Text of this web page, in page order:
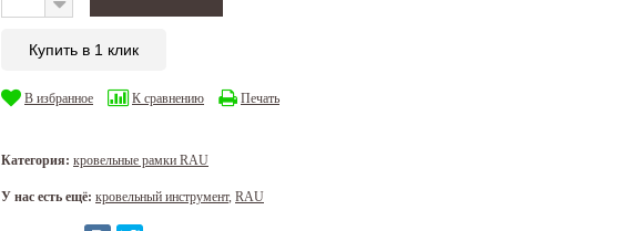
Купить в 1 клик
В избранное К сравнению Печать
Категория: кровельные рамки RAU
У нас есть ещё: кровельный инструмент, RAU